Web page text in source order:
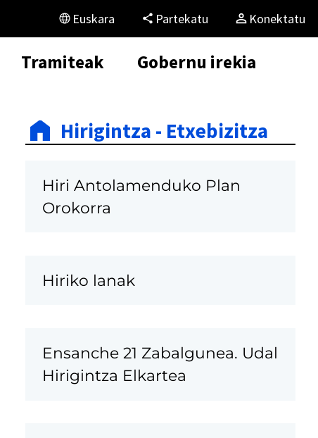
Euskara Partekatu Konektatu
Tramiteak Gobernu irekia
Hirigintza - Etxebizitza
Hiri Antolamenduko Plan
Orokorra
Hiriko lanak
Ensanche 21 Zabalgunea. Udal
Hirigintza Elkartea